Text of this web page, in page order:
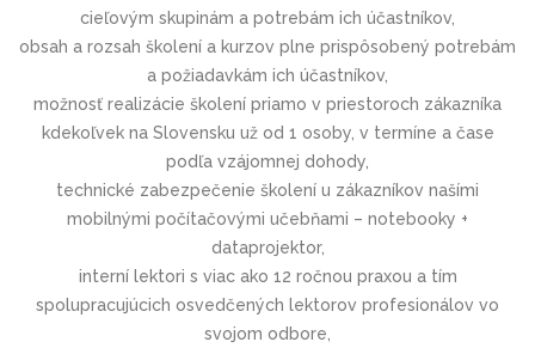
cieľovým skupinám a potrebám ich účastníkov,
obsah a rozsah školení a kurzov plne prispôsobený potrebám
a požiadavkám ich účastníkov,
možnosť realizácie školení priamo v priestoroch zákazníka
kdekoľvek na Slovensku už od 1 osoby, v termíne a čase
podľa vzájomnej dohody,
technické zabezpečenie školení u zákazníkov našími
mobilnými počítačovými učebňami – notebooky +
dataprojektor,
interní lektori s viac ako 12 ročnou praxou a tím
spolupracujúcich osvedčených lektorov profesionálov vo
svojom odbore,